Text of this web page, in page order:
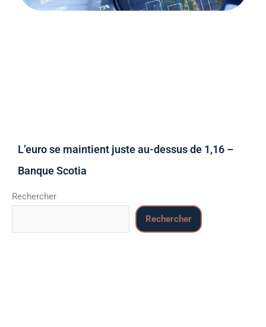
L’euro se maintient juste au-dessus de 1,16 –
Banque Scotia
Rechercher
Rechercher